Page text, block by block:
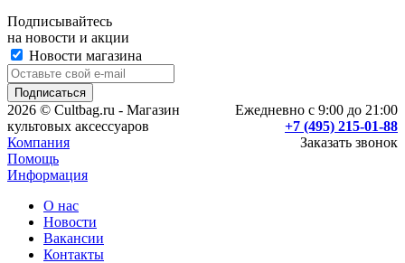
Подписывайтесь
на новости и акции
Новости магазина
Ежедневно с 9:00 до 21:00
+7 (495) 215-01-88
Заказать звонок
2026 © Cultbag.ru - Магазин
культовых аксессуаров
Компания
Помощь
Информация
О нас
Новости
Вакансии
Контакты